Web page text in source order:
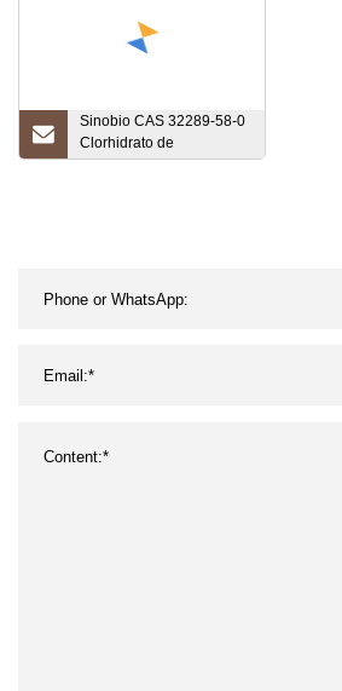
Sinobio CAS 32289-58-0
Clorhidrato de
polihexametileno